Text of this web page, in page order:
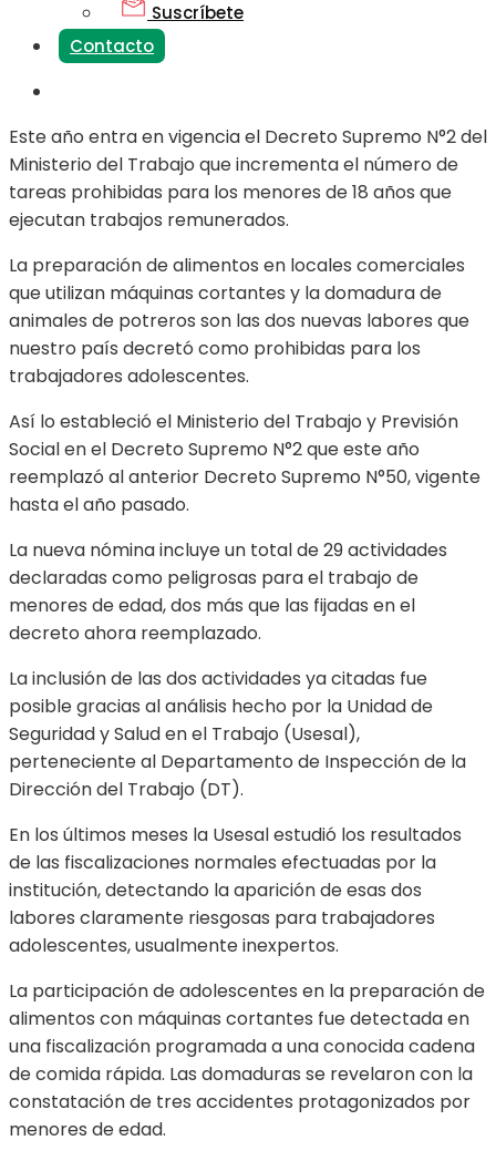
Suscríbete
Contacto
Este año entra en vigencia el Decreto Supremo N°2 del
Ministerio del Trabajo que incrementa el número de
tareas prohibidas para los menores de 18 años que
ejecutan trabajos remunerados.
La preparación de alimentos en locales comerciales
que utilizan máquinas cortantes y la domadura de
animales de potreros son las dos nuevas labores que
nuestro país decretó como prohibidas para los
trabajadores adolescentes.
Así lo estableció el Ministerio del Trabajo y Previsión
Social en el Decreto Supremo N°2 que este año
reemplazó al anterior Decreto Supremo N°50, vigente
hasta el año pasado.
La nueva nómina incluye un total de 29 actividades
declaradas como peligrosas para el trabajo de
menores de edad, dos más que las fijadas en el
decreto ahora reemplazado.
La inclusión de las dos actividades ya citadas fue
posible gracias al análisis hecho por la Unidad de
Seguridad y Salud en el Trabajo (Usesal),
perteneciente al Departamento de Inspección de la
Dirección del Trabajo (DT).
En los últimos meses la Usesal estudió los resultados
de las fiscalizaciones normales efectuadas por la
institución, detectando la aparición de esas dos
labores claramente riesgosas para trabajadores
adolescentes, usualmente inexpertos.
La participación de adolescentes en la preparación de
alimentos con máquinas cortantes fue detectada en
una fiscalización programada a una conocida cadena
de comida rápida. Las domaduras se revelaron con la
constatación de tres accidentes protagonizados por
menores de edad.